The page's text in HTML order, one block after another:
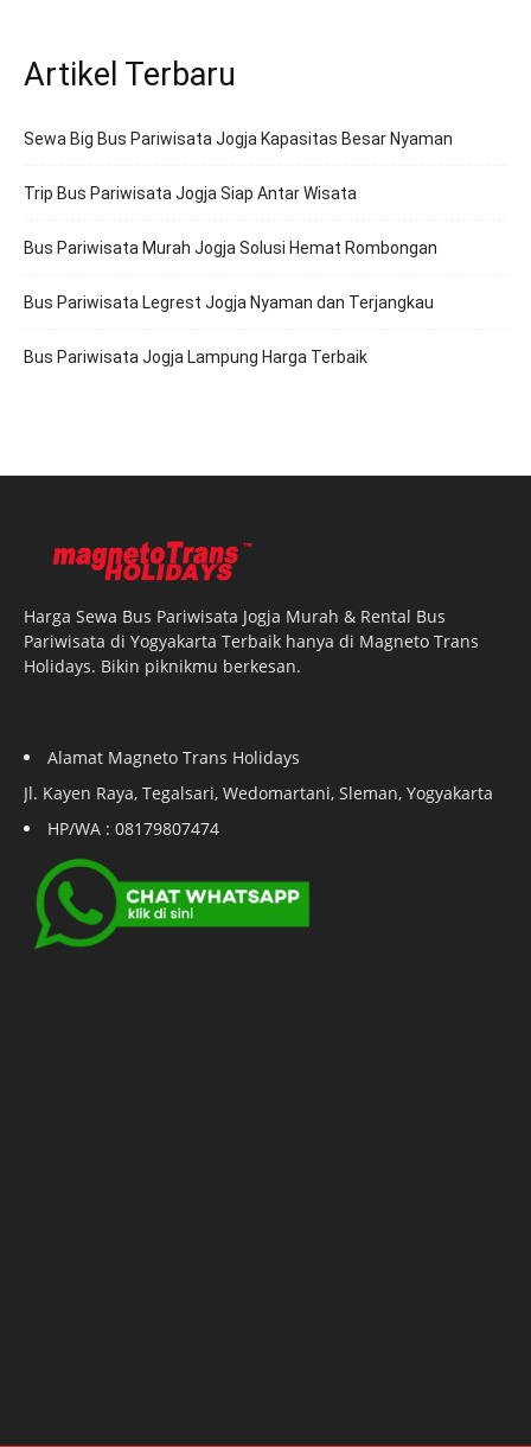
Artikel Terbaru
Sewa Big Bus Pariwisata Jogja Kapasitas Besar Nyaman
Trip Bus Pariwisata Jogja Siap Antar Wisata
Bus Pariwisata Murah Jogja Solusi Hemat Rombongan
Bus Pariwisata Legrest Jogja Nyaman dan Terjangkau
Bus Pariwisata Jogja Lampung Harga Terbaik
Harga Sewa Bus Pariwisata Jogja Murah & Rental Bus
Pariwisata di Yogyakarta Terbaik hanya di Magneto Trans
Holidays. Bikin piknikmu berkesan.
Alamat Magneto Trans Holidays
Jl. Kayen Raya, Tegalsari, Wedomartani, Sleman, Yogyakarta
HP/WA : 08179807474